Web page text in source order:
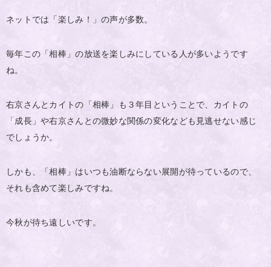
ネットでは「楽しみ！」の声が多数。
毎年この「相棒」の放送を楽しみにしている人が多いようです
ね。
右京さんとカイトの「相棒」も３年目ということで、カイトの
「成長」や右京さんとの微妙な関係の変化なども見逃せない感じ
でしょうか。
しかも、「相棒」はいつも油断ならない展開が待っているので、
それも含めて楽しみですね。
今秋が待ち遠しいです。